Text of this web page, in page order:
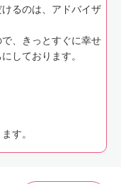
るのは、アドバイザ
、きっとすぐに幸せ
しております。
す。